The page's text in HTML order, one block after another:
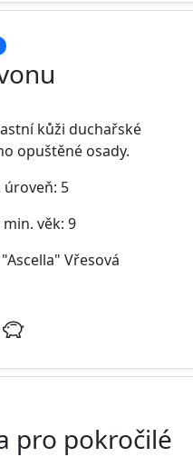
kůži duchařské
opuštěné osady.
5
věk: 9
Vřesová
pro pokročilé